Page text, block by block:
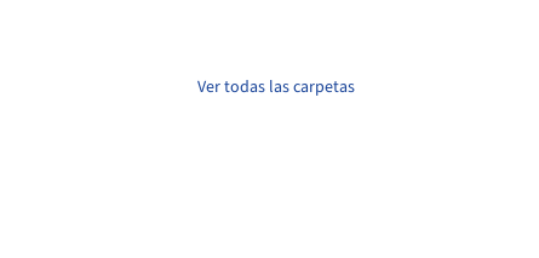
Ver todas las carpetas